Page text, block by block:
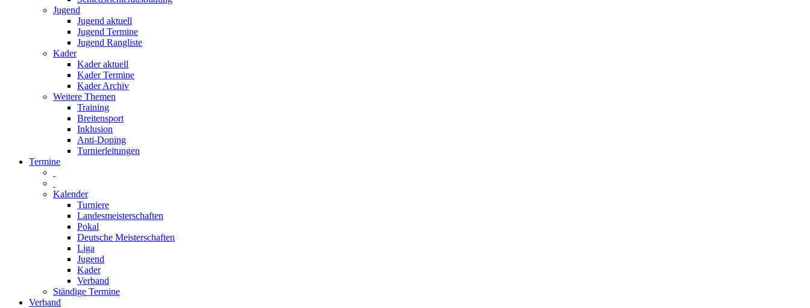
Jugend
Jugend aktuell
Jugend Termine
Jugend Rangliste
Kader
Kader aktuell
Kader Termine
Kader Archiv
Weitere Themen
Training
Breitensport
Inklusion
Anti-Doping
Turnierleitungen
Termine
Kalender
Turniere
Landesmeisterschaften
Pokal
Deutsche Meisterschaften
Liga
Jugend
Kader
Verband
Ständige Termine
Verband